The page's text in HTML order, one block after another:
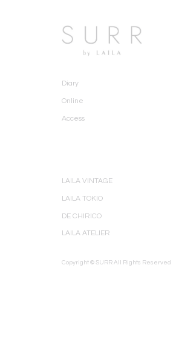
Diary
Online
Access
LAILA VINTAGE
LAILA TOKIO
DE CHIRICO
LAILA ATELIER
Copyright © SURR All Rights Reserved